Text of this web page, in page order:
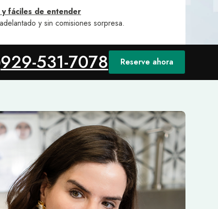
fáciles de entender
y sin comisiones sorpresa.
929-531-7078 Reserve ahora